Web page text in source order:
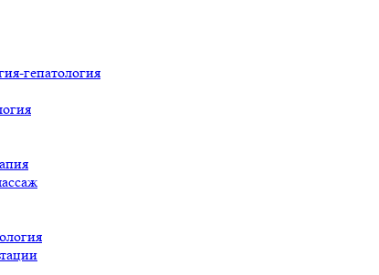
гепатология